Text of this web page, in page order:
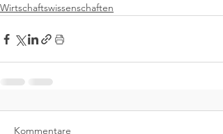
Wirtschaftswissenschaften
Kommentare